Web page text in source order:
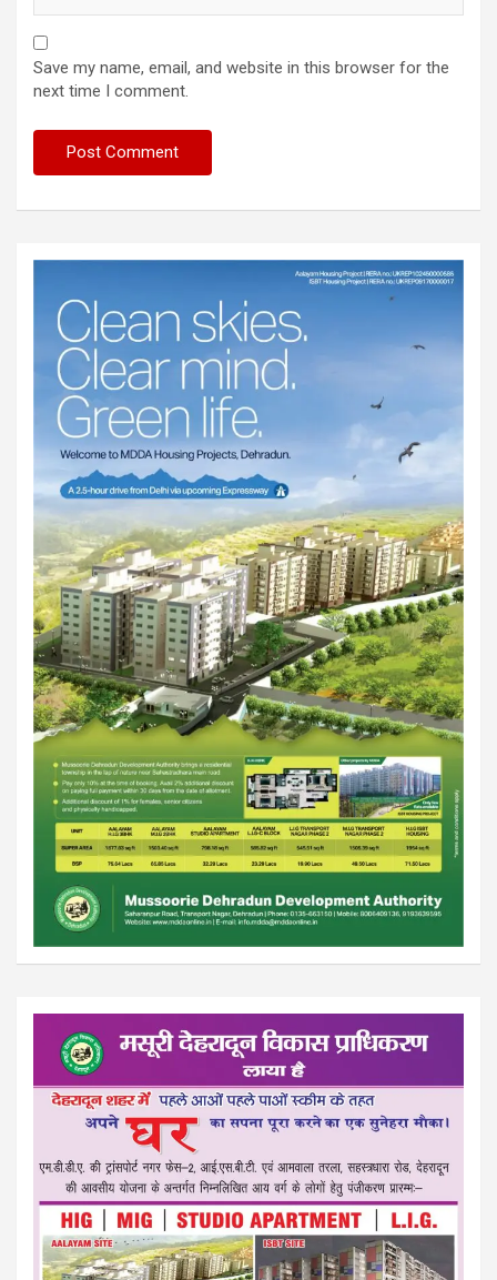
Save my name, email, and website in this browser for the
next time I comment.